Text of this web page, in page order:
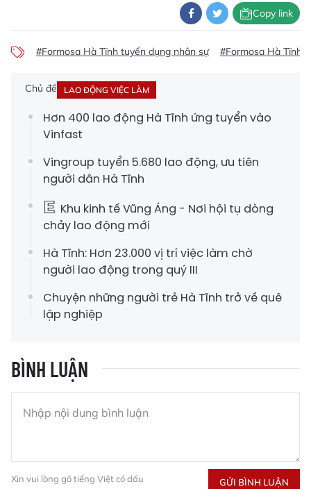
Copy link
#Formosa Hà Tĩnh tuyển dụng nhân sự #Formosa Hà Tĩnh
Chủ đề LAO ĐỘNG VIỆC LÀM
Hơn 400 lao động Hà Tĩnh ứng tuyển vào
Vinfast
Vingroup tuyển 5.680 lao động, ưu tiên
người dân Hà Tĩnh
Khu kinh tế Vũng Áng - Nơi hội tụ dòng
chảy lao động mới
Hà Tĩnh: Hơn 23.000 vị trí việc làm chờ
người lao động trong quý III
Chuyện những người trẻ Hà Tĩnh trở về quê
lập nghiệp
BÌNH LUẬN
Xin vui lòng gõ tiếng Việt có dấu GỬI BÌNH LUẬN